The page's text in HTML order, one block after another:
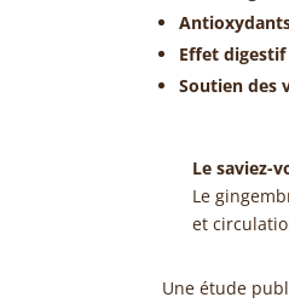
Effet digestif
Soutien des
Le saviez-
Le
et
Une étude